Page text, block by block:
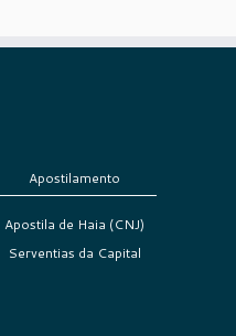
Apostilamento
Apostila de Haia (CNJ)
Serventias da Capital